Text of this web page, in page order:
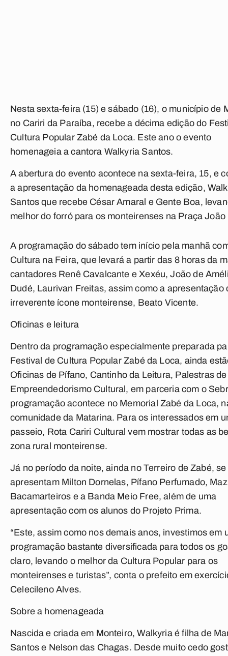
Nesta sexta-feira (15) e sábado (16), o município de
no Cariri da Paraíba, recebe a décima edição do
Cultura Popular Zabé da Loca. Este ano o evento
homenageia a cantora Walkyria Santos.
A abertura do evento acontece na sexta-feira, 15, e
a apresentação da homenageada desta edição,
Santos que recebe César Amaral e Gente Boa,
melhor do forró para os monteirenses na Praça João
A programação do sábado tem início pela manhã
Cultura na Feira, que levará a partir das 8 horas da
cantadores Renê Cavalcante e Xexéu, João de
Dudé, Laurivan Freitas, assim como a apresentação
irreverente ícone monteirense, Beato Vicente.
Oficinas e leitura
Dentro da programação especialmente preparada
Festival de Cultura Popular Zabé da Loca, ainda
Oficinas de Pífano, Cantinho da Leitura, Palestras de
Empreendedorismo Cultural, em parceria com o
programação acontece no Memorial Zabé da Loca,
comunidade da Matarina. Para os interessados em
passeio, Rota Cariri Cultural vem mostrar todas as
zona rural monteirense.
Já no período da noite, ainda no Terreiro de Zabé, se
apresentam Milton Dornelas, Pífano Perfumado,
Bacamarteiros e a Banda Meio Free, além de uma
apresentação com os alunos do Projeto Prima.
“Este, assim como nos demais anos, investimos em
programação bastante diversificada para todos os
claro, levando o melhor da Cultura Popular para os
monteirenses e turistas”, conta o prefeito em
Celecileno Alves.
Sobre a homenageada
Nascida e criada em Monteiro, Walkyria é filha de
Santos e Nelson das Chagas. Desde muito cedo